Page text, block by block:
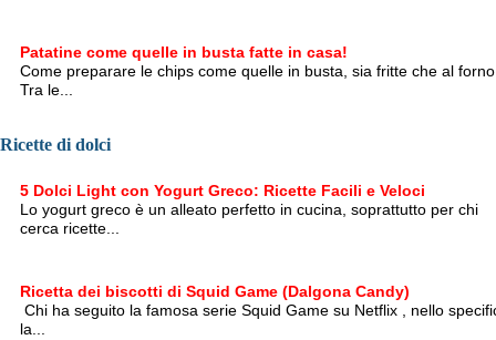
Patatine come quelle in busta fatte in casa!
Come preparare le chips come quelle in busta, sia fritte che al forno
Tra le...
Ricette di dolci
5 Dolci Light con Yogurt Greco: Ricette Facili e Veloci
Lo yogurt greco è un alleato perfetto in cucina, soprattutto per chi
cerca ricette...
Ricetta dei biscotti di Squid Game (Dalgona Candy)
Chi ha seguito la famosa serie Squid Game su Netflix , nello
la...